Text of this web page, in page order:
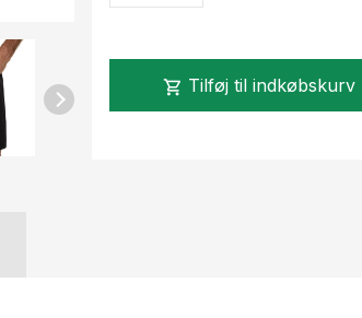
shopping_cart Tilføj til indkøbskurv